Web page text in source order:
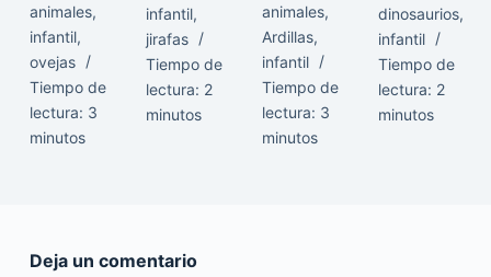
animales,
infantil,
ovejas
Tiempo de
lectura: 3
minutos
infantil,
jirafas
Tiempo de
lectura: 2
minutos
animales,
Ardillas,
infantil
Tiempo de
lectura: 3
minutos
dinosaurios,
infantil
Tiempo de
lectura: 2
minutos
Deja un comentario